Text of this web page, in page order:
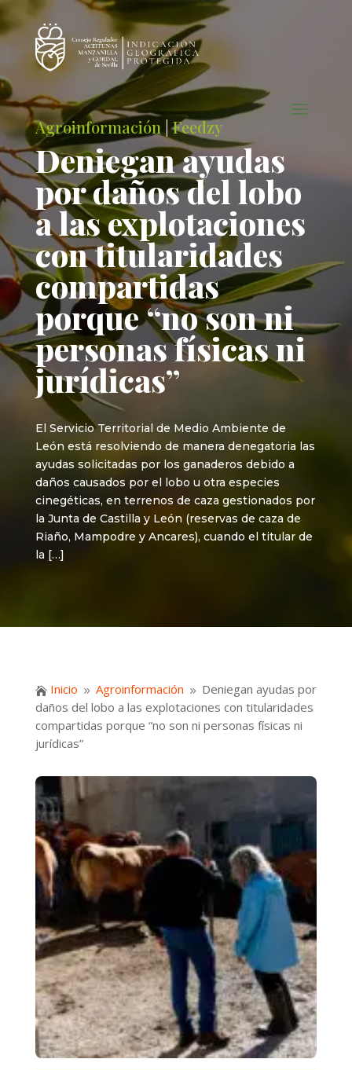
Agroinformación |Feedzy
Deniegan ayudas
por daños del lobo
a las explotaciones
con titularidades
compartidas
porque “no son ni
personas físicas ni
jurídicas”
El Servicio Territorial de Medio Ambiente de
León está resolviendo de manera denegatoria las
ayudas solicitadas por los ganaderos debido a
daños causados por el lobo u otra especies
cinegéticas, en terrenos de caza gestionados por
la Junta de Castilla y León (reservas de caza de
Riaño, Mampodre y Ancares), cuando el titular de
la […]
 Inicio 9 Agroinformación 9 Deniegan ayudas por
daños del lobo a las explotaciones con titularidades
compartidas porque “no son ni personas físicas ni
jurídicas”